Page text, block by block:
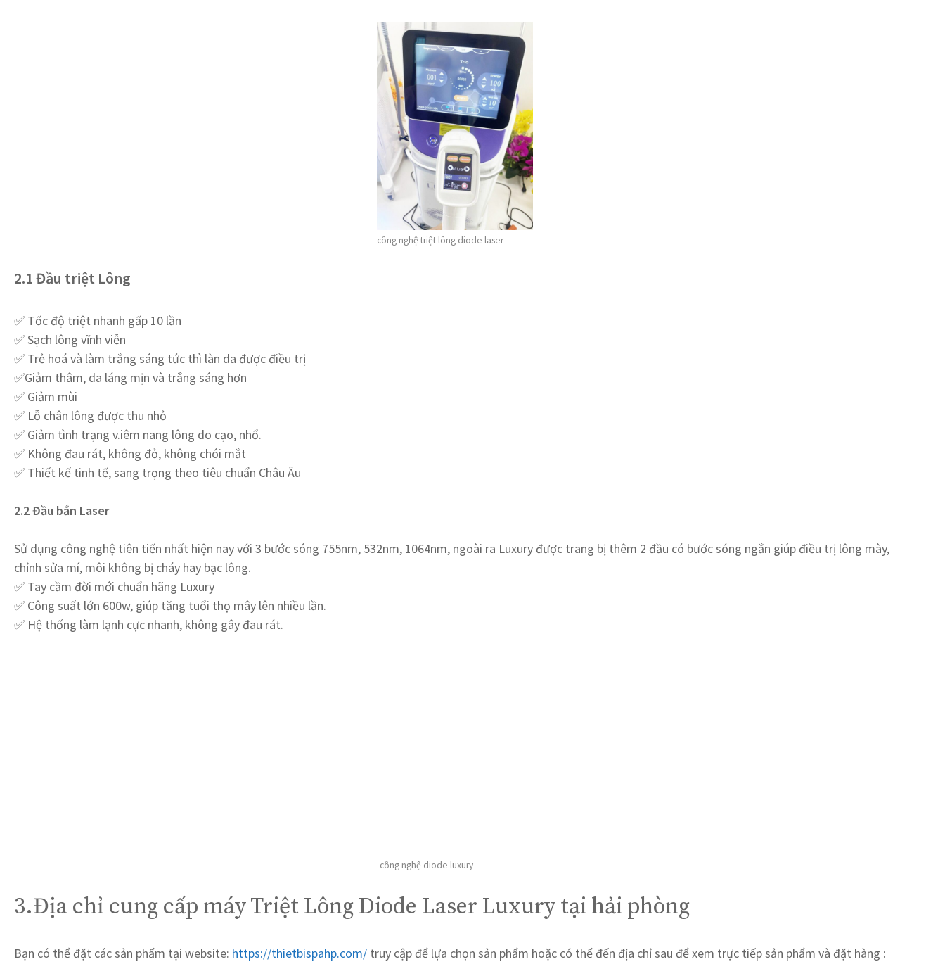
công nghệ triệt lông diode laser
2.1 Đầu triệt Lông
✅ Tốc độ triệt nhanh gấp 10 lần
✅ Sạch lông vĩnh viễn
✅ Trẻ hoá và làm trắng sáng tức thì làn da được điều trị
✅Giảm thâm, da láng mịn và trắng sáng hơn
✅ Giảm mùi
✅ Lỗ chân lông được thu nhỏ
✅ Giảm tình trạng v.iêm nang lông do cạo, nhổ.
✅ Không đau rát, không đỏ, không chói mắt
✅ Thiết kế tinh tế, sang trọng theo tiêu chuẩn Châu Âu
2.2 Đầu bắn Laser
Sử dụng công nghệ tiên tiến nhất hiện nay với 3 bước sóng 755nm, 532nm, 1064nm, ngoài ra Luxury được trang bị thêm 2 đầu có bước sóng ngắn giúp điều trị lông mày,
chỉnh sửa mí, môi không bị cháy hay bạc lông.
✅ Tay cầm đời mới chuẩn hãng Luxury
✅ Công suất lớn 600w, giúp tăng tuổi thọ mây lên nhiều lần.
✅ Hệ thống làm lạnh cực nhanh, không gây đau rát.
công nghệ diode luxury
3.Địa chỉ cung cấp máy Triệt Lông Diode Laser Luxury tại hải phòng
Bạn có thể đặt các sản phẩm tại website: https://thietbispahp.com/ truy cập để lựa chọn sản phẩm hoặc có thể đến địa chỉ sau để xem trực tiếp sản phẩm và đặt hàng :